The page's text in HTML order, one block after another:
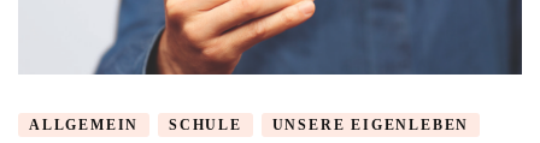
ALLGEMEIN SCHULE UNSERE EIGENLEBEN